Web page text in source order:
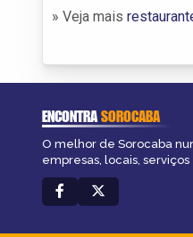
» Veja mais
ENCONTRASOROCABA
O melhor de Sorocaba
empresas, locais,